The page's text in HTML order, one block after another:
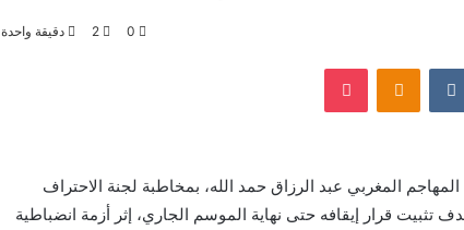
0
2 دقيقة واحدة
المغربي عبد الرزاق حمد الله، بمخاطبة لجنة الاحتراف
تثبيت قرار إيقافه حتى نهاية الموسم الجاري، إثر أزمة انضباطية